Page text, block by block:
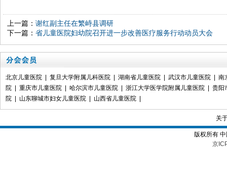
上一篇： 谢红副主任在繁峙县调研
下一篇： 省儿童医院妇幼院召开进一步改善医疗服务行动动员大会
北京儿童医院 复旦大学附属儿科医院 湖南省儿童医院 武汉市儿童医院
南
院
重庆市儿童医院 哈尔滨市儿童医院 浙江大学医学院附属儿童医院
贵阳
院
山东聊城市妇女儿童医院 山西省儿童医院
关
版权所有
京